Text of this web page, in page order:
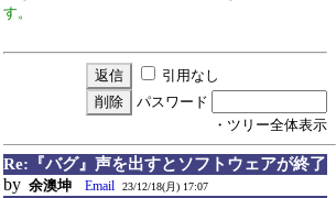
す。
引用なし
パスワード
・ツリー全体表示
Re:『バグ』声を出すとソフトウェアが終了
by 余澳坤 Email 23/12/18(月) 17:07